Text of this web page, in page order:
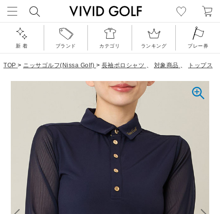
新 着 ブランド カテゴリ ランキング プレー券
TOP > ニッサゴルフ(Nissa Golf) > 長袖ポロシャツ 、 対象商品 、 トップス